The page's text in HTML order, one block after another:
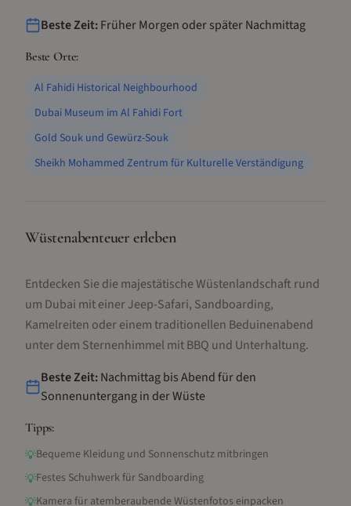
Beste Zeit:Früher Morgen oder später Nachmittag
Beste Orte:
Al Fahidi Historical Neighbourhood
Dubai Museum im Al Fahidi Fort
Gold Souk und Gewürz-Souk
Sheikh Mohammed Zentrum für Kulturelle Verständigung
Wüstenabenteuer erleben
Entdecken Sie die majestätische Wüstenlandschaft rund
um Dubai mit einer Jeep-Safari, Sandboarding,
Kamelreiten oder einem traditionellen Beduinenabend
unter dem Sternenhimmel mit BBQ und Unterhaltung.
Beste Zeit:Nachmittag bis Abend für den
Sonnenuntergang in der Wüste
Tipps:
💡Bequeme Kleidung und Sonnenschutz mitbringen
💡Festes Schuhwerk für Sandboarding
💡Kamera für atemberaubende Wüstenfotos einpacken